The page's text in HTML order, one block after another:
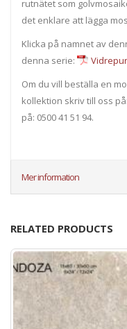
rutnätet som
det enklare att lägga
Klicka på namnet av
denna serie:
Om du vill beställa en
kollektion skriv till oss på:
på: 0500 41 51 94.
Mer information
RELATED PRODUCTS